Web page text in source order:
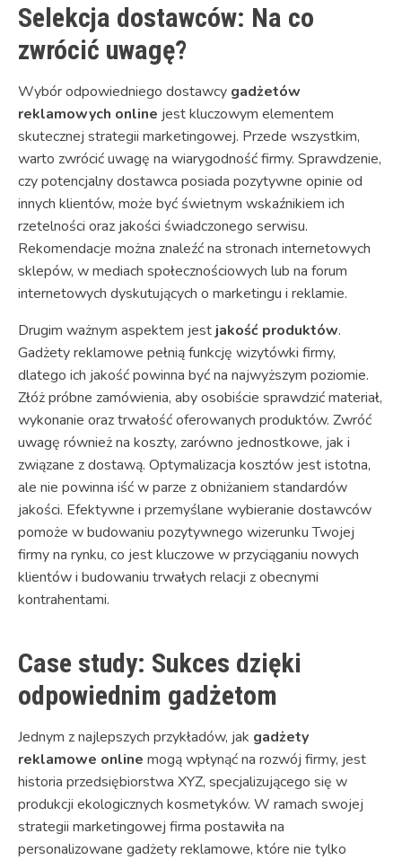
Selekcja dostawców: Na co
zwrócić uwagę?
Wybór odpowiedniego dostawcy gadżetów
reklamowych online jest kluczowym elementem
skutecznej strategii marketingowej. Przede wszystkim,
warto zwrócić uwagę na wiarygodność firmy. Sprawdzenie,
czy potencjalny dostawca posiada pozytywne opinie od
innych klientów, może być świetnym wskaźnikiem ich
rzetelności oraz jakości świadczonego serwisu.
Rekomendacje można znaleźć na stronach internetowych
sklepów, w mediach społecznościowych lub na forum
internetowych dyskutujących o marketingu i reklamie.
Drugim ważnym aspektem jest jakość produktów.
Gadżety reklamowe pełnią funkcję wizytówki firmy,
dlatego ich jakość powinna być na najwyższym poziomie.
Złóż próbne zamówienia, aby osobiście sprawdzić materiał,
wykonanie oraz trwałość oferowanych produktów. Zwróć
uwagę również na koszty, zarówno jednostkowe, jak i
związane z dostawą. Optymalizacja kosztów jest istotna,
ale nie powinna iść w parze z obniżaniem standardów
jakości. Efektywne i przemyślane wybieranie dostawców
pomoże w budowaniu pozytywnego wizerunku Twojej
firmy na rynku, co jest kluczowe w przyciąganiu nowych
klientów i budowaniu trwałych relacji z obecnymi
kontrahentami.
Case study: Sukces dzięki
odpowiednim gadżetom
Jednym z najlepszych przykładów, jak gadżety
reklamowe online mogą wpłynąć na rozwój firmy, jest
historia przedsiębiorstwa XYZ, specjalizującego się w
produkcji ekologicznych kosmetyków. W ramach swojej
strategii marketingowej firma postawiła na
personalizowane gadżety reklamowe, które nie tylko